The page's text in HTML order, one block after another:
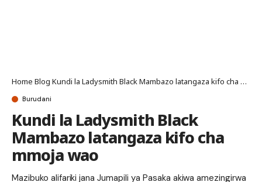
Home Blog Kundi la Ladysmith Black Mambazo latangaza kifo cha mmoja wao
Burudani
Kundi la Ladysmith Black
Mambazo latangaza kifo cha
mmoja wao
Mazibuko alifariki jana Jumapili ya Pasaka akiwa amezingirwa